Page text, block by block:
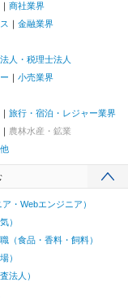
商社業界
金融業界
人・税理士法人
小売業界
旅行・宿泊・レジャー業界
農林水産・鉱業
・Webエンジニア）
）
（食品・香料・飼料）
）
法人）